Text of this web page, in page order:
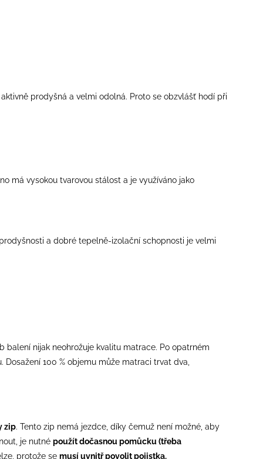
prodyšná a velmi odolná. Proto se obzvlášť hodí při
má vysokou tvarovou stálost a je využíváno jako
a dobré tepelně-izolační schopnosti je velmi
balení nijak neohrožuje kvalitu matrace. Po opatrném
100 % objemu může matraci trvat dva,
zip. Tento zip nemá jezdce, díky čemuž není možné, aby
je nutné použít dočasnou pomůcku (třeba
protože se musí uvnitř povolit pojistka.